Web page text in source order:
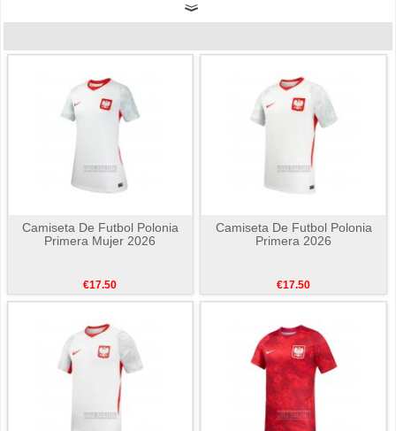
Camiseta De Futbol Polonia
Primera Mujer 2026
€17.50
Camiseta De Futbol Polonia
Primera 2026
€17.50